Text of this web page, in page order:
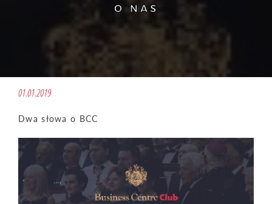
O NAS
01.01.2019
Dwa słowa o BCC